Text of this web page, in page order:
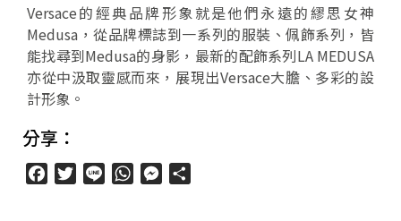
Versace的經典品牌形象就是他們永遠的繆思女神
Medusa，從品牌標誌到一系列的服裝、佩飾系列，皆
能找尋到Medusa的身影，最新的配飾系列LA MEDUSA
亦從中汲取靈感而來，展現出Versace大膽、多彩的設
計形象。
分享：
FacebookTwitter
Line WhatsAppMessenger